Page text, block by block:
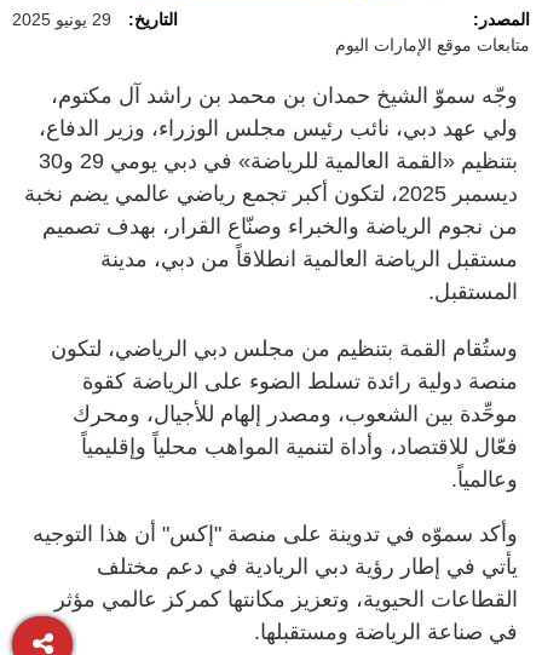
المصدر:
متابعات موقع الإمارات اليوم
التاريخ: 29 يونيو 2025
وجّه سموّ الشيخ حمدان بن محمد بن راشد آل مكتوم،
ولي عهد دبي، نائب رئيس مجلس الوزراء، وزير الدفاع،
بتنظيم «القمة العالمية للرياضة» في دبي يومي 29 و30
ديسمبر 2025، لتكون أكبر تجمع رياضي عالمي يضم نخبة
من نجوم الرياضة والخبراء وصنّاع القرار، بهدف تصميم
مستقبل الرياضة العالمية انطلاقاً من دبي، مدينة
المستقبل.
وستُقام القمة بتنظيم من مجلس دبي الرياضي، لتكون
منصة دولية رائدة تسلط الضوء على الرياضة كقوة
موحِّدة بين الشعوب، ومصدر إلهام للأجيال، ومحرك
فعّال للاقتصاد، وأداة لتنمية المواهب محلياً وإقليمياً
وعالمياً.
وأكد سموّه في تدوينة على منصة "إكس" أن هذا التوجيه
يأتي في إطار رؤية دبي الريادية في دعم مختلف
القطاعات الحيوية، وتعزيز مكانتها كمركز عالمي مؤثر
في صناعة الرياضة ومستقبلها.